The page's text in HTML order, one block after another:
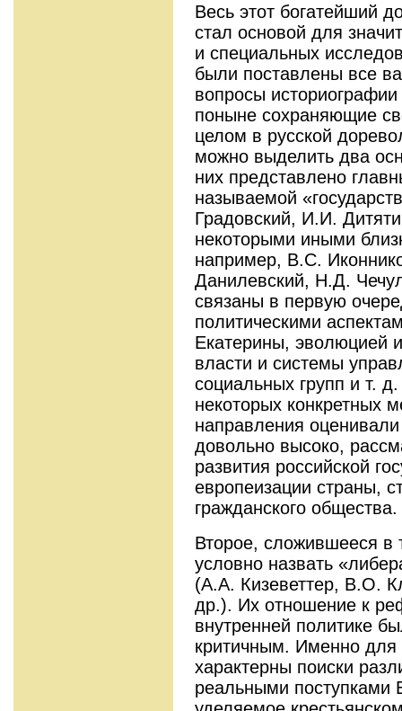
Весь этот богатейший
стал основой для
и специальных
были поставлены все
вопросы
поныне сохраняющие
целом в русской
можно выделить два
них представлено
называемой
Градовский, И.И.
некоторыми иными
например, B.C.
Данилевский, Н.Д.
связаны в первую
политическими
Екатерины, эволюцией
власти и системы
социальных групп и т.
некоторых конкретных
направления
довольно высоко,
развития российской
европеизации страны,
гражданского общества.
Второе, сложившееся в
условно назвать
(А.А. Кизеветтер, В.О.
др.). Их отношение к
внутренней политике
критичным. Именно для
характерны поиски
реальными поступками